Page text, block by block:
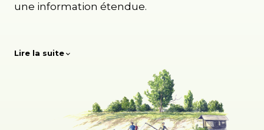
une information étendue.
Lire la suite